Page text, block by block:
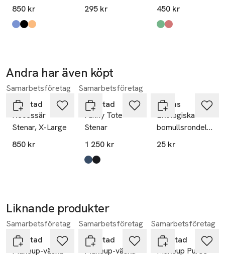
850 kr
Produkten finns i färgerna:
blå,
svart,
orange
295 kr
Medium
450 kr
Produkten finns i
grön-blå
röd-rosa
Andra har även köpt
Hoppa över bildspelet
Samarbetsföretag
Gyllstad
Necessär
Stenar, X-Large
850 kr
Samarbetsföretag
Gyllstad
Fanny Tote
Stenar
1 250 kr
Produkten finns i färgerna:
blå på vit
svart på vit
Åhléns
Ekologiska
bomullsrondeller,
80 st
25 kr
Liknande produkter
Hoppa över bildspelet
Samarbetsföretag
Gyllstad
Makeup-väska
Samarbetsföretag
Gyllstad
Makeup-väska
Samarbetsföretag
Gyllstad
Makeup Purse